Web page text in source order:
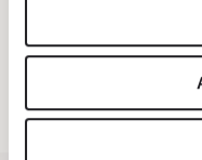
Vi använder
för sociala medier och
vidarebefordrar även
information från din